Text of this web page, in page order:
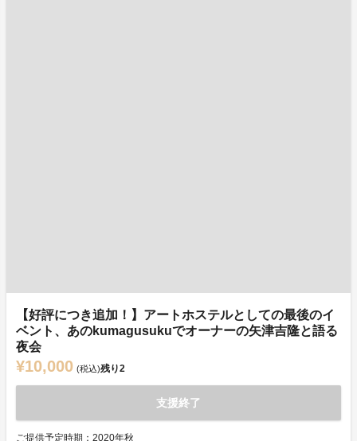
【好評につき追加！】アートホステルとしての最後のイ
ベント、あのkumagusukuでオーナーの矢津吉隆と語る
夜会
¥10,000 (税込)残り2
支援終了
ご提供予定時期：2020年秋